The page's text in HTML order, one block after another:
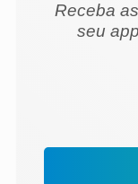
Receba
seu